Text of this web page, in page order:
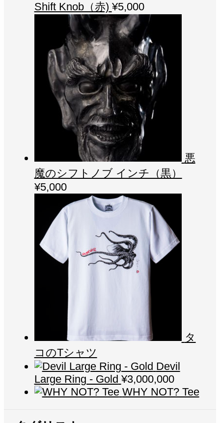
Shift Knob（赤) ¥5,000
悪
魔のシフトノブ インチ（黒）
¥5,000
タ
コのTシャツ
Devil
Large Ring - Gold ¥3,000,000
WHY NOT? Tee